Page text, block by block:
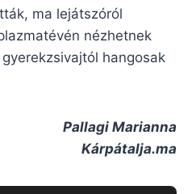
ma lejátszóról
nézhetnek
hangosak
Pallagi Marianna
Kárpátalja.ma